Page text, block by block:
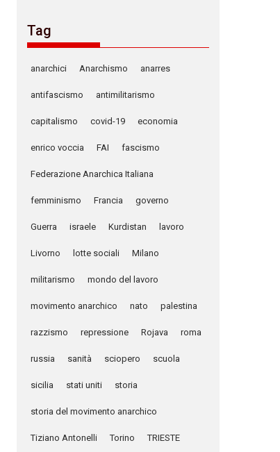
Tag
anarchici Anarchismo anarres
antifascismo antimilitarismo
capitalismo covid-19 economia
enrico voccia FAI fascismo
Federazione Anarchica Italiana
femminismo Francia governo
Guerra israele Kurdistan lavoro
Livorno lotte sociali Milano
militarismo mondo del lavoro
movimento anarchico nato palestina
razzismo repressione Rojava roma
russia sanità sciopero scuola
sicilia stati uniti storia
storia del movimento anarchico
Tiziano Antonelli Torino TRIESTE